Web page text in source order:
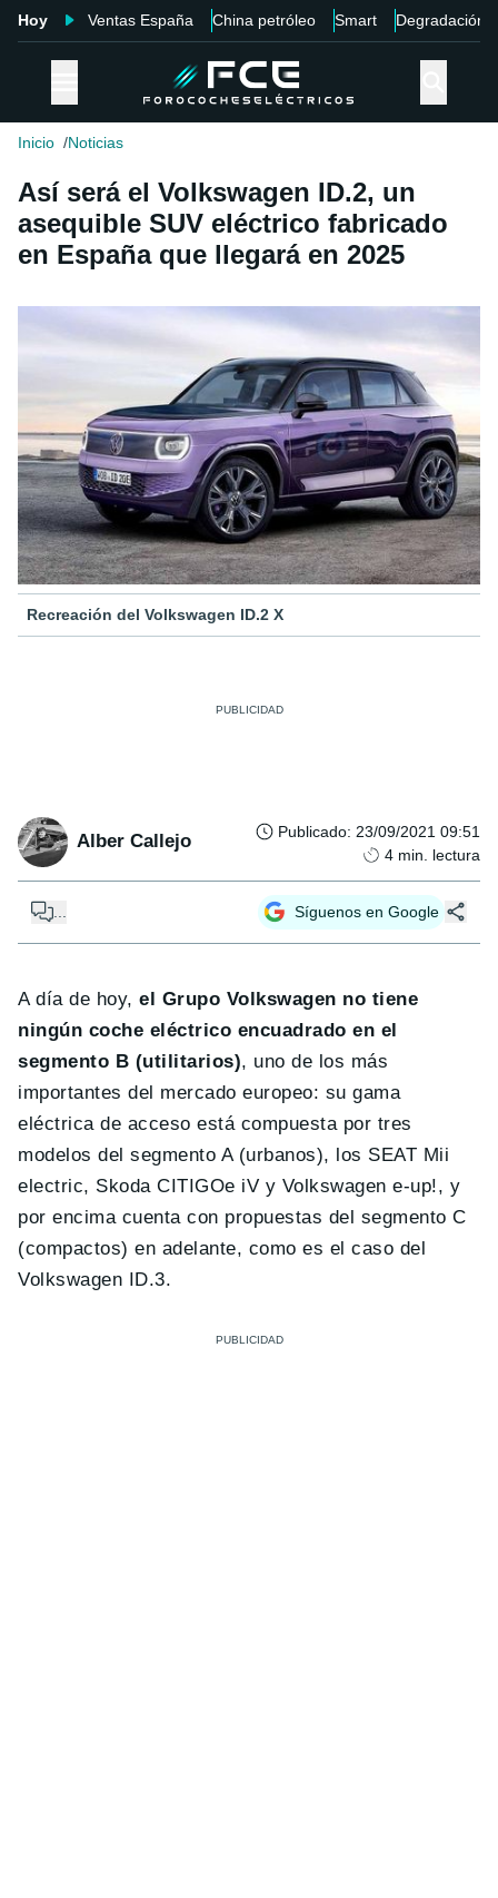
Hoy Ventas España China petróleo Smart Degradación
Inicio Noticias
Así será el Volkswagen ID.2, un
asequible SUV eléctrico fabricado
en España que llegará en 2025
Recreación del Volkswagen ID.2 X
Alber Callejo Publicado: 23/09/2021 09:51
4 min. lectura
Síguenos en Google
A día de hoy,el Grupo Volkswagen no tiene
ningún coche eléctrico encuadrado en el
segmento B (utilitarios), uno de los más
importantes del mercado europeo: su gama
eléctrica de acceso está compuesta por tres
modelos del segmento A (urbanos), los SEAT Mii
electric, Skoda CITIGOe iV y Volkswagen e-up!, y
por encima cuenta con propuestas del segmento C
(compactos) en adelante, como es el caso del
Volkswagen ID.3.